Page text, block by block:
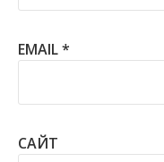
EMAIL*
САЙТ